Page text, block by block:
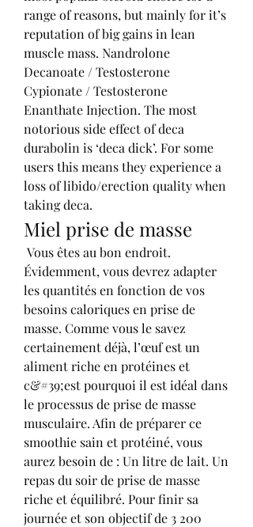
range of reasons, but mainly for it’s
reputation of big gains in lean
muscle mass. Nandrolone
Decanoate / Testosterone
Cypionate / Testosterone
Enanthate Injection. The most
notorious side effect of deca
durabolin is ‘deca dick’. For some
users this means they experience a
loss of libido/erection quality when
taking deca.
Miel prise de masse
Évidemment, vous devrez adapter
les quantités en fonction de vos
besoins caloriques en prise de
masse. Comme vous le savez
certainement déjà, l’œuf est un
aliment riche en protéines et
c&#39;est pourquoi il est idéal dans
le processus de prise de masse
musculaire. Afin de préparer ce
smoothie sain et protéiné, vous
aurez besoin de : Un litre de lait. Un
repas du soir de prise de masse
riche et équilibré. Pour finir sa
journée et son objectif de 3 200